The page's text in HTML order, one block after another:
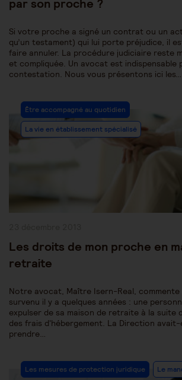
par son proche ?
Si votre proche a signé un contrat ou un
qu’un testament) qui lui porte préjudice, il
faire annuler. La procédure judiciaire reste
et compliquée. Un avocat est indispensable
contestation. Nous vous présentons ici les…
Post
Category:
Être accompagné au quotidien
La vie en établissement spécialisé
Les droits de mon proche en
retraite
Notre avocat, Maître Isern-Real, commente
survenu il y a quelques années : une
expulser de sa maison de retraite à la suite
des frais d'hébergement. La Direction
prendre…
Post
Category:
Les mesures de protection juridique Le